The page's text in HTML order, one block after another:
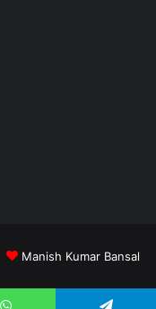
Manish Kumar Bansal